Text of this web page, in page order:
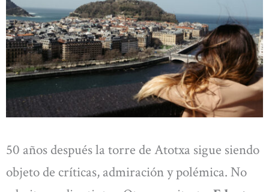
50 años después la torre de Atotxa sigue siendo
objeto de críticas, admiración y polémica. No